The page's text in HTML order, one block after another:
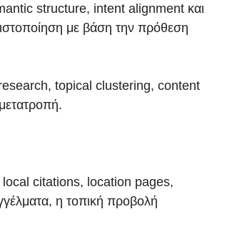
structure, intent alignment και
με βάση την πρόθεση
research, topical clustering, content
local citations, location pages,
η τοπική προβολή